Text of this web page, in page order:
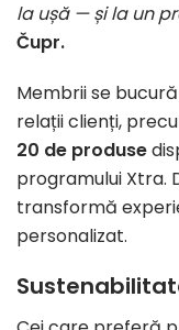
la ușă — și la un
Čupr.
Membrii se
relații clienți,
20 de produse
programului Xtra.
transformă
personalizat.